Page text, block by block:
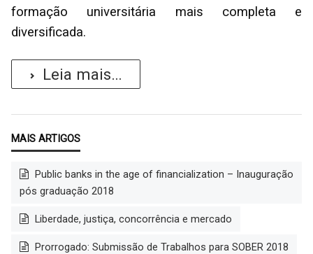
formação universitária mais completa e
diversificada.
Leia mais...
Public banks in the age of financialization – Inauguração
pós graduação 2018
Liberdade, justiça, concorrência e mercado
Prorrogado: Submissão de Trabalhos para SOBER 2018